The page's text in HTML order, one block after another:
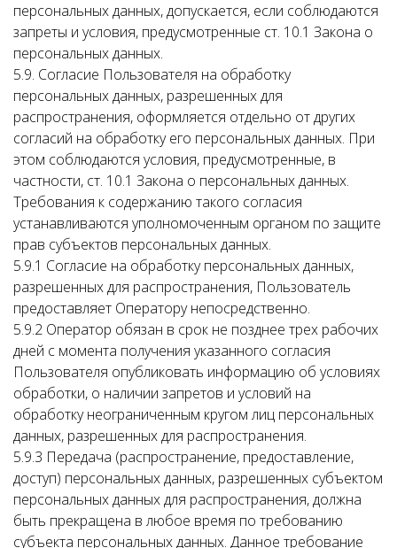
персональных данных, допускается, если соблюдаются
запреты и условия, предусмотренные ст. 10.1 Закона о
персональных данных.
5.9. Согласие Пользователя на обработку
персональных данных, разрешенных для
распространения, оформляется отдельно от других
согласий на обработку его персональных данных. При
этом соблюдаются условия, предусмотренные, в
частности, ст. 10.1 Закона о персональных данных.
Требования к содержанию такого согласия
устанавливаются уполномоченным органом по защите
прав субъектов персональных данных.
5.9.1 Согласие на обработку персональных данных,
разрешенных для распространения, Пользователь
предоставляет Оператору непосредственно.
5.9.2 Оператор обязан в срок не позднее трех рабочих
дней с момента получения указанного согласия
Пользователя опубликовать информацию об условиях
обработки, о наличии запретов и условий на
обработку неограниченным кругом лиц персональных
данных, разрешенных для распространения.
5.9.3 Передача (распространение, предоставление,
доступ) персональных данных, разрешенных субъектом
персональных данных для распространения, должна
быть прекращена в любое время по требованию
субъекта персональных данных. Данное требование